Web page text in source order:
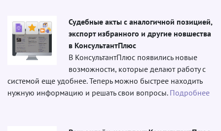
Судебные акты с аналогичной позицией,
экспорт избранного и другие новшества
в КонсультантПлюс
В КонсультантПлюс появились новые
возможности, которые делают работу с
системой еще удобнее. Теперь можно быстрее находить
нужную информацию и решать свои вопросы. Подробнее